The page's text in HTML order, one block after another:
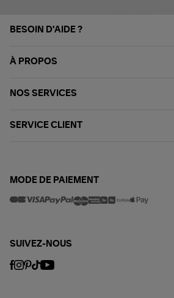
BESOIN D'AIDE ?
À PROPOS
NOS SERVICES
SERVICE CLIENT
MODE DE PAIEMENT
SUIVEZ-NOUS